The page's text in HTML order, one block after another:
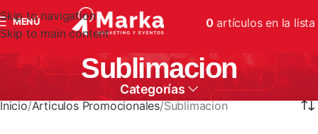
Skip to navigation
Skip to main content
MENÚ 0artículosen la lista
Sublimacion
Categorías
Inicio Articulos Promocionales Sublimacion